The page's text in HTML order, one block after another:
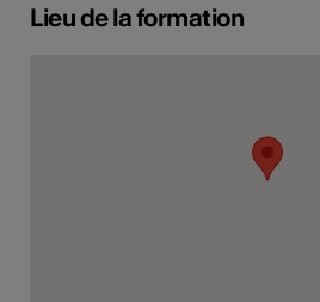
Lieu de la formation